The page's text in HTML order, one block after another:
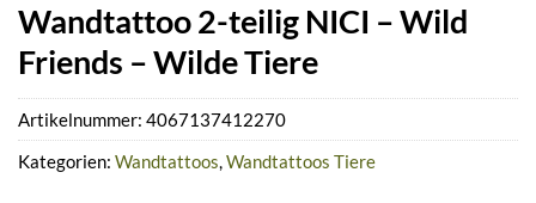
Wandtattoo 2-teilig NICI – Wild
Friends – Wilde Tiere
Artikelnummer: 4067137412270
Kategorien: Wandtattoos,Wandtattoos Tiere